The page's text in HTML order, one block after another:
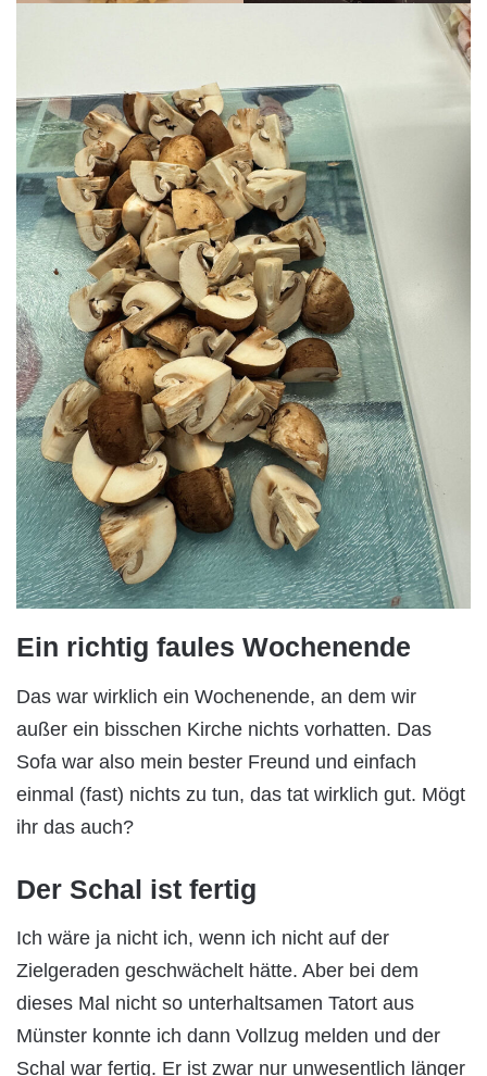
Ein richtig faules Wochenende
Das war wirklich ein Wochenende, an dem wir
außer ein bisschen Kirche nichts vorhatten. Das
Sofa war also mein bester Freund und einfach
einmal (fast) nichts zu tun, das tat wirklich gut. Mögt
ihr das auch?
Der Schal ist fertig
Ich wäre ja nicht ich, wenn ich nicht auf der
Zielgeraden geschwächelt hätte. Aber bei dem
dieses Mal nicht so unterhaltsamen Tatort aus
Münster konnte ich dann Vollzug melden und der
Schal war fertig. Er ist zwar nur unwesentlich länger